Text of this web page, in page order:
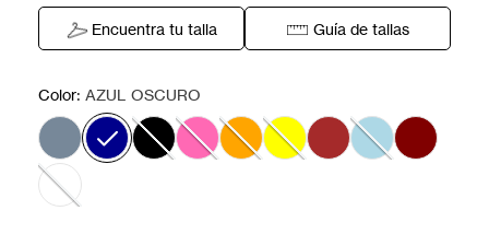
Encuentra tu talla Guía de tallas
Color: AZUL OSCURO